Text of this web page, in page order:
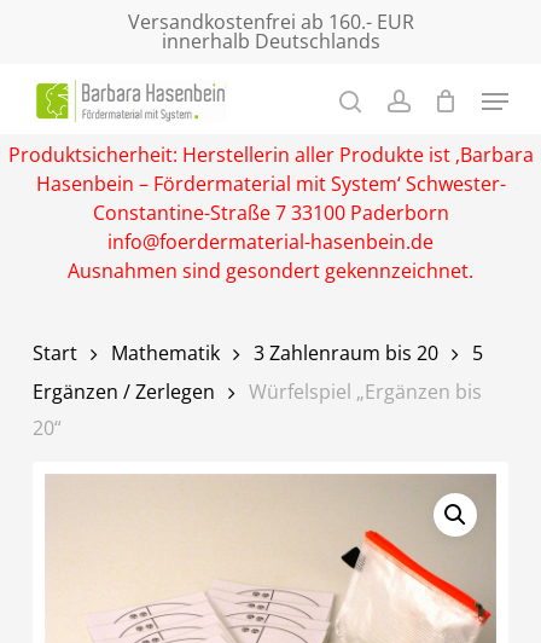
content
Versandkostenfrei ab 160.- EUR
innerhalb Deutschlands
Produktsicherheit: Herstellerin aller Produkte ist ‚Barbara
Hasenbein – Fördermaterial mit System‘ Schwester-
Constantine-Straße 7 33100 Paderborn
info@foerdermaterial-hasenbein.de
Ausnahmen sind gesondert gekennzeichnet.
Start Mathematik 3 Zahlenraum bis 20
5
Ergänzen / Zerlegen
Würfelspiel „Ergänzen bis
20“
Menu